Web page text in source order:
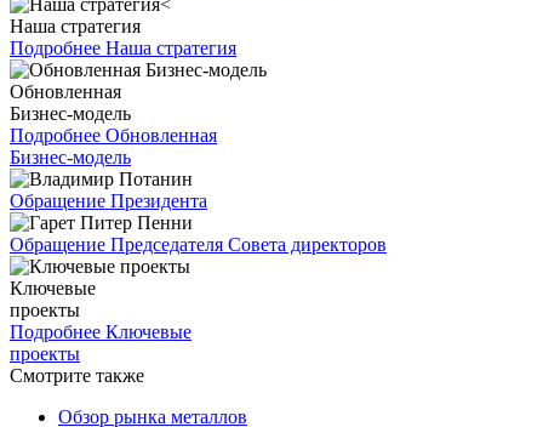
Наша стратегия
Подробнее Наша стратегия
Обновленная
Бизнес-модель
Подробнее Обновленная
Бизнес-модель
Обращение Президента
Обращение Председателя Совета директоров
Ключевые
проекты
Подробнее Ключевые
проекты
Смотрите также
Обзор рынка металлов